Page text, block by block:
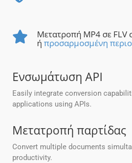
Μετατροπή MP4 σε FLV
ή προσαρμοσμένη
Ενσωμάτωση API
Easily integrate conversion
applications using APIs.
Μετατροπή παρτίδας
Convert multiple documents
productivity.